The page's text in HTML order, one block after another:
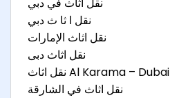
نقل أثاث في دبي
نقل ا ثا ث دبي
نقل اثاث الإمارات
نقل اثاث دبی
نقل اثاث Al Karama – Dubai
نقل اثاث في الشارقة